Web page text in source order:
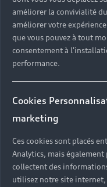
améliorer la convivialité
améliorer votre
que vous pouvez à tout
consentement à
performance.
Cookies
marketing
Ces cookies sont placés
Analytics, mais
collectent des
utilisez notre site internet,